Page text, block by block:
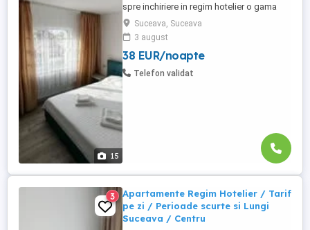
15
spre inchiriere in regim hotelier o gama
variata de apartamente si garsoniere
situate in puncte cheie ale orasului
Suceava: Bulevardul George Enescu. In
centrul Orasului pe Esplanada langa
McDonald's. Bulevardul 1 Mai Obcini
Suceava, Suceava
3 august
38 EUR/noapte
Telefon validat
3
Apartamente Regim Hotelier / Tarif
pe zi / Perioade scurte si Lungi
Suceava / Centru